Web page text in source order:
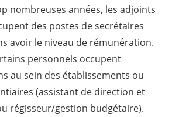
nombreuses années, les adjoints
des postes de secrétaires
avoir le niveau de rémunération.
personnels occupent
au sein des établissements ou
(assistant de direction et
régisseur/gestion budgétaire).